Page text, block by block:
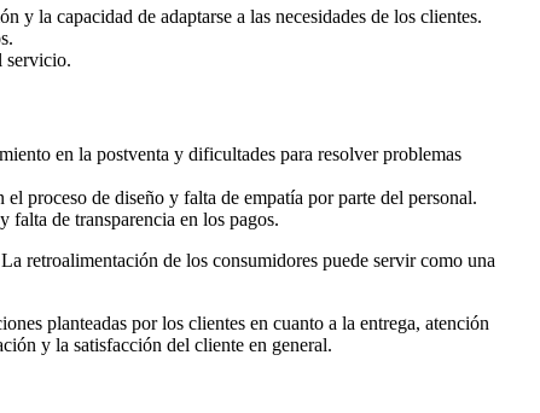
la capacidad de adaptarse a las necesidades de los clientes.
servicio.
en la postventa y dificultades para resolver problemas
proceso de diseño y falta de empatía por parte del personal.
falta de transparencia en los pagos.
retroalimentación de los consumidores puede servir como una
planteadas por los clientes en cuanto a la entrega, atención
y la satisfacción del cliente en general.